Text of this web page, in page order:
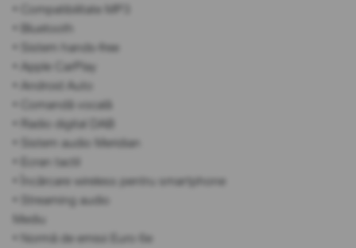
• Compatibilitate MP3
• Bluetooth
• Sistem hands-free
• Apple CarPlay
• Android Auto
• Comandă vocală
• Radio digital DAB
• Sistem audio Meridian
• Ecran tactil
• Încărcare wireless pentru smartphone
• Streaming audio
Mediu
• Normă de emisii Euro 6e